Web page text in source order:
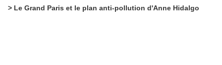
> Le Grand Paris et le plan anti-pollution d'Anne Hidalgo